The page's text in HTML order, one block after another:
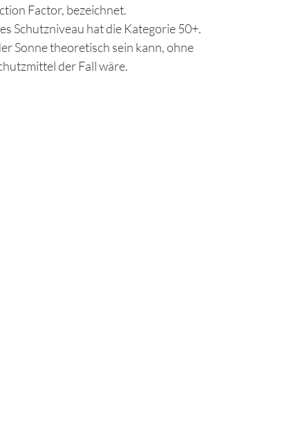
Factor, bezeichnet.
Schutzniveau hat die Kategorie 50+.
Sonne theoretisch sein kann, ohne
der Fall wäre.